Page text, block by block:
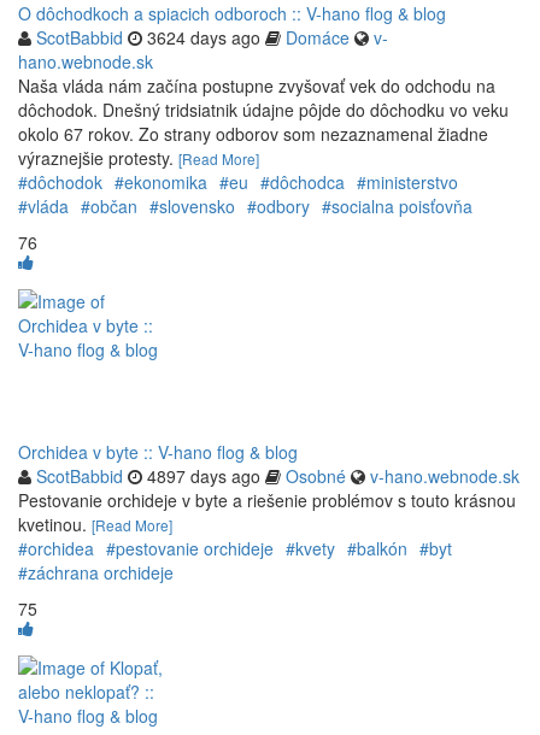
O dôchodkoch a spiacich odboroch :: V-hano flog & blog
ScotBabbid
3624 days ago Domáce
v-
hano.webnode.sk
Naša vláda nám začína postupne zvyšovať vek do odchodu na
dôchodok. Dnešný tridsiatnik údajne pôjde do dôchodku vo veku
okolo 67 rokov. Zo strany odborov som nezaznamenal žiadne
výraznejšie protesty. [Read More]
#dôchodok #ekonomika #eu #dôchodca #ministerstvo
#vláda #občan #slovensko #odbory #socialna poisťovňa
76
Orchidea v byte :: V-hano flog & blog
ScotBabbid
4897 days ago Osobné
v-hano.webnode.sk
Pestovanie orchideje v byte a riešenie problémov s touto krásnou
kvetinou. [Read More]
#orchidea #pestovanie orchideje #kvety #balkón #byt
#záchrana orchideje
75